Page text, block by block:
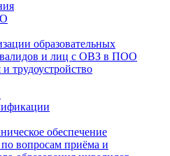
образовательных
и лиц с ОВЗ в ПОО
трудоустройство
обеспечение
вопросам приёма и